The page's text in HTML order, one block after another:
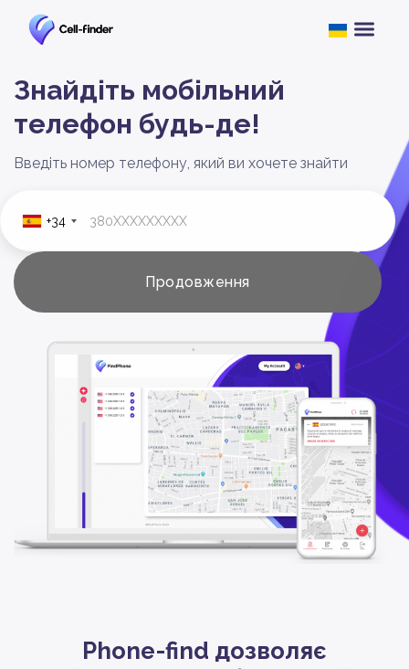
Знайдіть мобільний
телефон будь-де!
Введіть номер телефону, який ви хочете знайти
+34
Продовження
Phone-find дозволяє